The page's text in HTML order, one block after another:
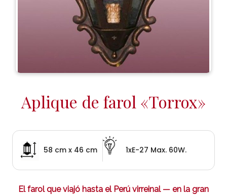
Aplique de farol «Torrox»
58 cm x 46 cm 1xE-27 Max. 60W.
El farol que viajó hasta el Perú virreinal — en la gran